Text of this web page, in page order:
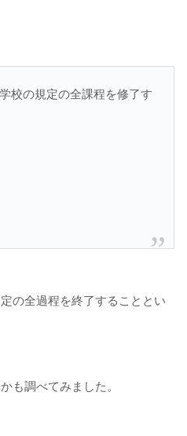
校の規定の全課程を修了す
の全過程を終了することとい
も調べてみました。